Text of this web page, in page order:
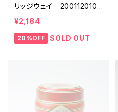
リッジウェイ 2001120101
4 アンティーク缶 tin
缶 紅茶缶 ビスケット
缶 トフィー缶 ブリキ
¥2,184
20%OFF SOLD OUT